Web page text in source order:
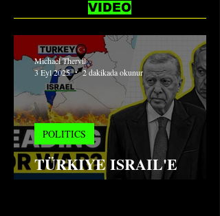
VIDEO
TÜRKIYE ISRAIL'E
SAVAŞI
POLITICS
Michael Thervil
3 Eyl 2025
2 dakikada okunur